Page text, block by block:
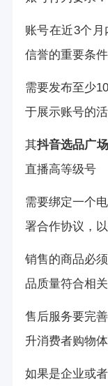
账号在近3个
信誉的重要条件
需要发布至少
于展示账号的
其抖音选品广
直播高等级号
需要绑定一个
署合作协议，
销售的商品必
品质量符合相关
售后服务要完
升消费者购物体
如果是企业或